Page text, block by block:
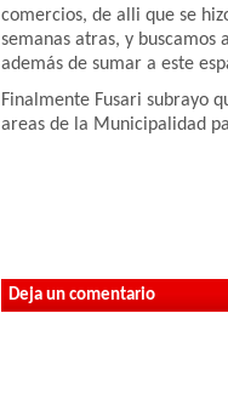
comercios, de alli que se
semanas atras, y
además de sumar a este
Finalmente Fusari subrayo
areas de la Municipalidad
Deja un comentario